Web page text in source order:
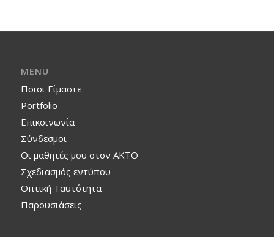
MENU
Ποιοι Είμαστε
Portfolio
Επικοινωνία
Σύνδεσμοι
Οι μαθητές μου στον ΑΚΤΟ
Σχεδιασμός εντύπου
Οπτική Ταυτότητα
Παρουσιάσεις